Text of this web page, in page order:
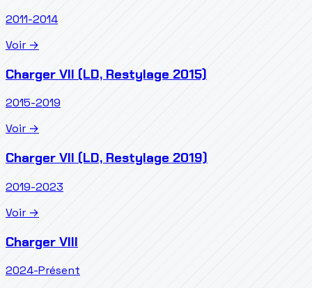
2011-2014
Voir →
Charger VII (LD, Restylage 2015)
2015-2019
Voir →
Charger VII (LD, Restylage 2019)
2019-2023
Voir →
Charger VIII
2024-Présent